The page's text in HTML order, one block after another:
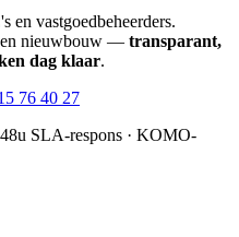
en vastgoedbeheerders.
en nieuwbouw — transparant,
dag klaar.
76 40 27
SLA-respons · KOMO-